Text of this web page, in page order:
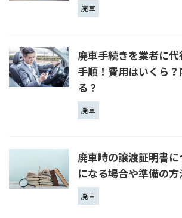
廃車
廃車手続きを業者に代
手順！費用はいくら
る？
廃車
廃車時の譲渡証明書
になる場合や準備の方
廃車